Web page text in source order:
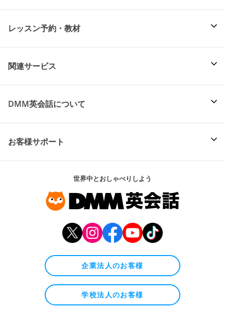
レッスン予約・教材
関連サービス
DMM英会話について
お客様サポート
世界中とおしゃべりしよう
企業法人のお客様
学校法人のお客様